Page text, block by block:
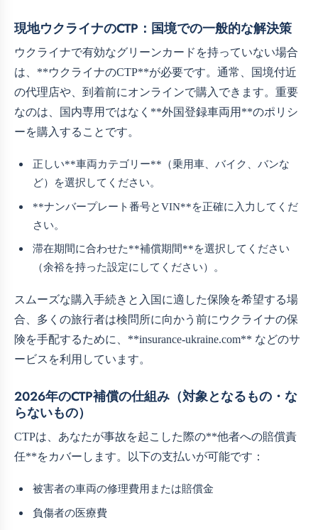
現地ウクライナのCTP：国境での一般的な解決策
ウクライナで有効なグリーンカードを持っていない場合
は、**ウクライナのCTP**が必要です。通常、国境付近
の代理店や、到着前にオンラインで購入できます。重要
なのは、国内専用ではなく**外国登録車両用**のポリシ
ーを購入することです。
正しい**車両カテゴリー**（乗用車、バイク、バンな
ど）を選択してください。
**ナンバープレート番号とVIN**を正確に入力してくだ
さい。
滞在期間に合わせた**補償期間**を選択してください
（余裕を持った設定にしてください）。
スムーズな購入手続きと入国に適した保険を希望する場
合、多くの旅行者は検問所に向かう前にウクライナの保
険を手配するために、**insurance-ukraine.com** などのサ
ービスを利用しています。
2026年のCTP補償の仕組み（対象となるもの・な
らないもの）
CTPは、あなたが事故を起こした際の**他者への賠償責
任**をカバーします。以下の支払いが可能です：
被害者の車両の修理費用または賠償金
負傷者の医療費